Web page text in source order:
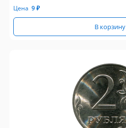
Цена 9₽
В корзину